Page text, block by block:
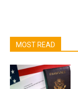
MOST READ